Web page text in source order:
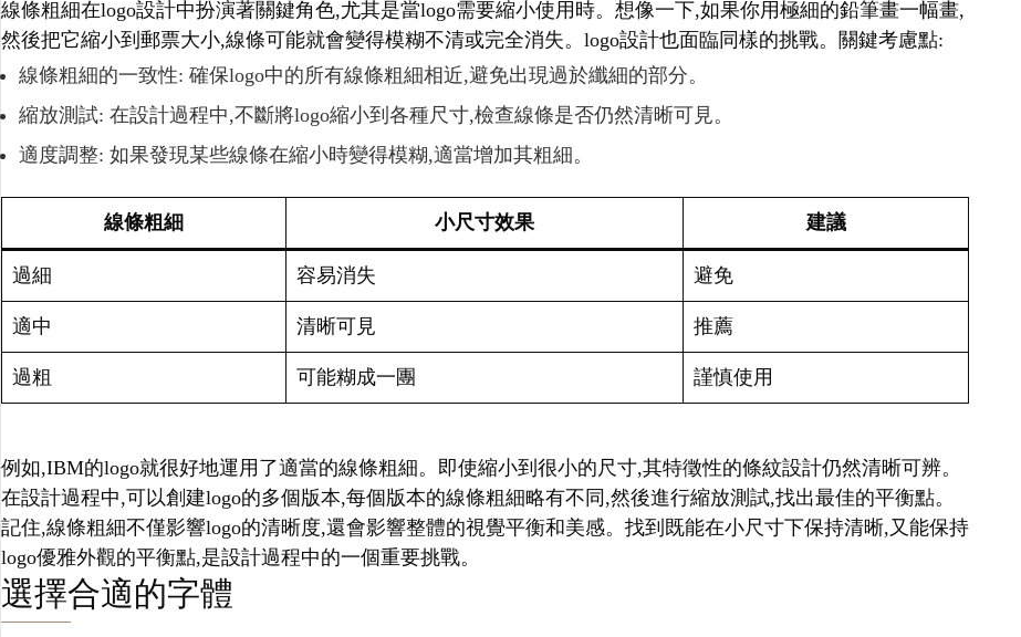
線條粗細在logo設計中扮演著關鍵角色,尤其是當logo需要縮小使用時。想像一下,如果你用極細的鉛筆畫一幅畫,
然後把它縮小到郵票大小,線條可能就會變得模糊不清或完全消失。logo設計也面臨同樣的挑戰。關鍵考慮點:
線條粗細的一致性: 確保logo中的所有線條粗細相近,避免出現過於纖細的部分。
縮放測試: 在設計過程中,不斷將logo縮小到各種尺寸,檢查線條是否仍然清晰可見。
適度調整: 如果發現某些線條在縮小時變得模糊,適當增加其粗細。
線條粗細 小尺寸效果 建議
過細 容易消失 避免
適中 清晰可見 推薦
過粗 可能糊成一團 謹慎使用
例如,IBM的logo就很好地運用了適當的線條粗細。即使縮小到很小的尺寸,其特徵性的條紋設計仍然清晰可辨。
在設計過程中,可以創建logo的多個版本,每個版本的線條粗細略有不同,然後進行縮放測試,找出最佳的平衡點。
記住,線條粗細不僅影響logo的清晰度,還會影響整體的視覺平衡和美感。找到既能在小尺寸下保持清晰,又能保持
logo優雅外觀的平衡點,是設計過程中的一個重要挑戰。
選擇合適的字體